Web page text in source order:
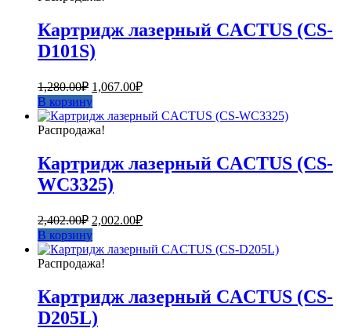
Картридж лазерный CACTUS (CS-
D101S)
1,280.00₽ Первоначальная
цена
составляла
1,280.00₽.
1,067.00₽Текущая
1,067.00₽.
В корзину
Распродажа!
Картридж лазерный CACTUS (CS-
WC3325)
2,402.00₽ Первоначальная
цена
составляла
2,402.00₽.
2,002.00₽Текущая
2,002.00₽.
В корзину
Распродажа!
Картридж лазерный CACTUS (CS-
D205L)